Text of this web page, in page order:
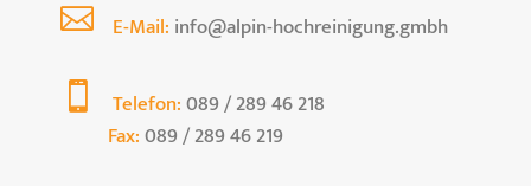
 E-Mail: info@alpin-hochreinigung.gmbh
 Telefon:089 / 289 46 218
Fax:089 / 289 46 219